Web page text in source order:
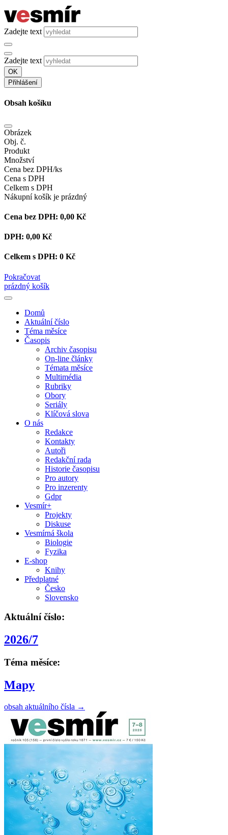
Zadejte text
Zadejte text
OK
Přihlášení
Obsah košíku
Obrázek
Obj. č.
Produkt
Množství
Cena bez DPH/ks
Cena s DPH
Celkem s DPH
Nákupní košík je prázdný
Cena bez DPH: 0,00 Kč
DPH: 0,00 Kč
Celkem s DPH: 0 Kč
Pokračovat
prázdný košík
Domů
Aktuální číslo
Téma měsíce
Časopis
Archiv časopisu
On-line články
Témata měsíce
Multimédia
Rubriky
Obory
Seriály
Klíčová slova
O nás
Redakce
Kontakty
Autoři
Redakční rada
Historie časopisu
Pro autory
Pro inzerenty
Gdpr
Vesmír+
Projekty
Diskuse
Vesmírná škola
Biologie
Fyzika
E-shop
Knihy
Předplatné
Česko
Slovensko
Aktuální číslo:
2026/7
Téma měsíce:
Mapy
obsah aktuálního čísla →